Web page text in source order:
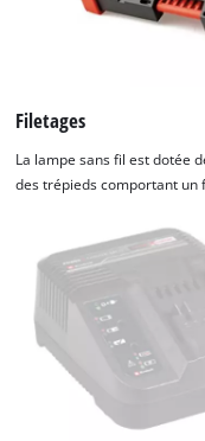
Filetages
La lampe sans fil est dotée
des trépieds comportant un